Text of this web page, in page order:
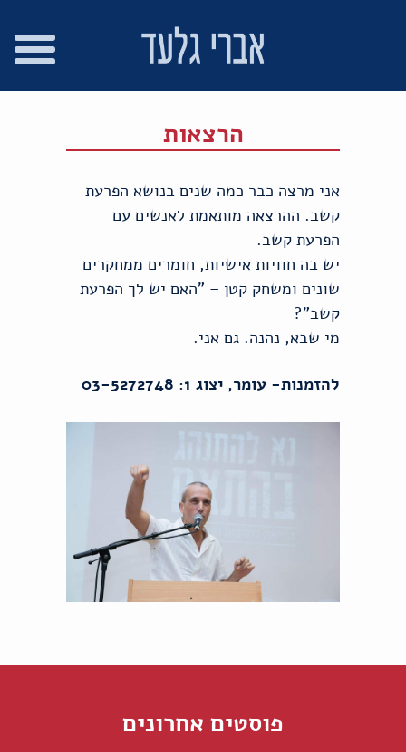
הרצאות
אני מרצה כבר כמה שנים בנושא הפרעת
קשב. ההרצאה מותאמת לאנשים עם
הפרעת קשב.
יש בה חוויות אישיות, חומרים ממחקרים
שונים ומשחק קטן – "האם יש לך הפרעת
קשב"?
מי שבא, נהנה. גם אני.
להזמנות- עומר, יצוג 1: 03-5272748
פוסטים אחרונים